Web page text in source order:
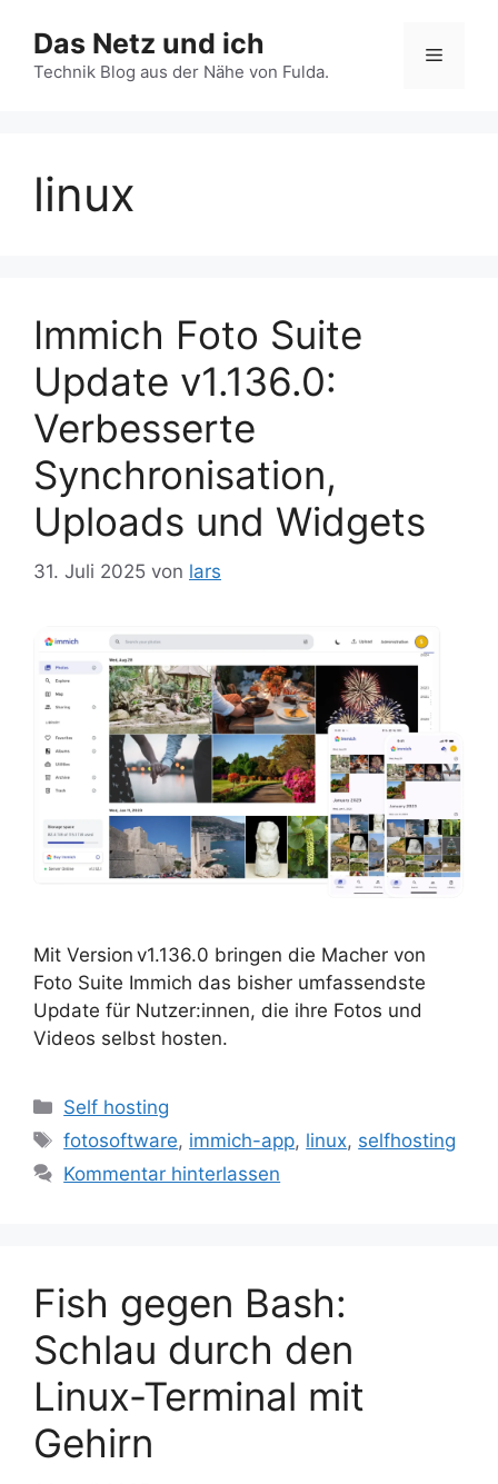
Inhalt
springen
Das Netz und ich
Technik Blog aus der Nähe von Fulda.
Menü
linux
Immich Foto Suite
Update v1.136.0:
Verbesserte
Synchronisation,
Uploads und Widgets
31. Juli 2025 von lars
Mit Version v1.136.0 bringen die Macher von
Foto Suite Immich das bisher umfassendste
Update für Nutzer:innen, die ihre Fotos und
Videos selbst hosten.
Kategorien
Self hosting
Schlagwörter
fotosoftware, immich-app, linux, selfhosting
Kommentar hinterlassen
Fish gegen Bash:
Schlau durch den
Linux-Terminal mit
Gehirn